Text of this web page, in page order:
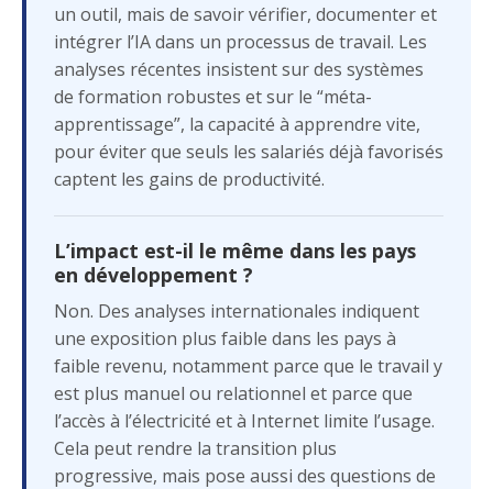
un outil, mais de savoir vérifier, documenter et
intégrer l’IA dans un processus de travail. Les
analyses récentes insistent sur des systèmes
de formation robustes et sur le “méta-
apprentissage”, la capacité à apprendre vite,
pour éviter que seuls les salariés déjà favorisés
captent les gains de productivité.
L’impact est-il le même dans les pays
en développement ?
Non. Des analyses internationales indiquent
une exposition plus faible dans les pays à
faible revenu, notamment parce que le travail y
est plus manuel ou relationnel et parce que
l’accès à l’électricité et à Internet limite l’usage.
Cela peut rendre la transition plus
progressive, mais pose aussi des questions de